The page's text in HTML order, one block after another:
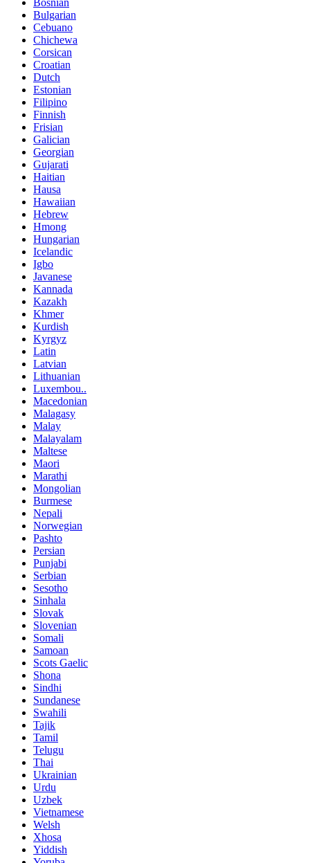
Bosnian
Bulgarian
Cebuano
Chichewa
Corsican
Croatian
Dutch
Estonian
Filipino
Finnish
Frisian
Galician
Georgian
Gujarati
Haitian
Hausa
Hawaiian
Hebrew
Hmong
Hungarian
Icelandic
Igbo
Javanese
Kannada
Kazakh
Khmer
Kurdish
Kyrgyz
Latin
Latvian
Lithuanian
Luxembou..
Macedonian
Malagasy
Malay
Malayalam
Maltese
Maori
Marathi
Mongolian
Burmese
Nepali
Norwegian
Pashto
Persian
Punjabi
Serbian
Sesotho
Sinhala
Slovak
Slovenian
Somali
Samoan
Scots Gaelic
Shona
Sindhi
Sundanese
Swahili
Tajik
Tamil
Telugu
Thai
Ukrainian
Urdu
Uzbek
Vietnamese
Welsh
Xhosa
Yiddish